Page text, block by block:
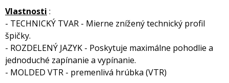
Vlastnosti :
- TECHNICKÝ TVAR - Mierne znížený technický profil
špičky.
- ROZDELENÝ JAZYK - Poskytuje maximálne pohodlie a
jednoduché zapínanie a vypínanie.
- MOLDED VTR - premenlivá hrúbka (VTR)